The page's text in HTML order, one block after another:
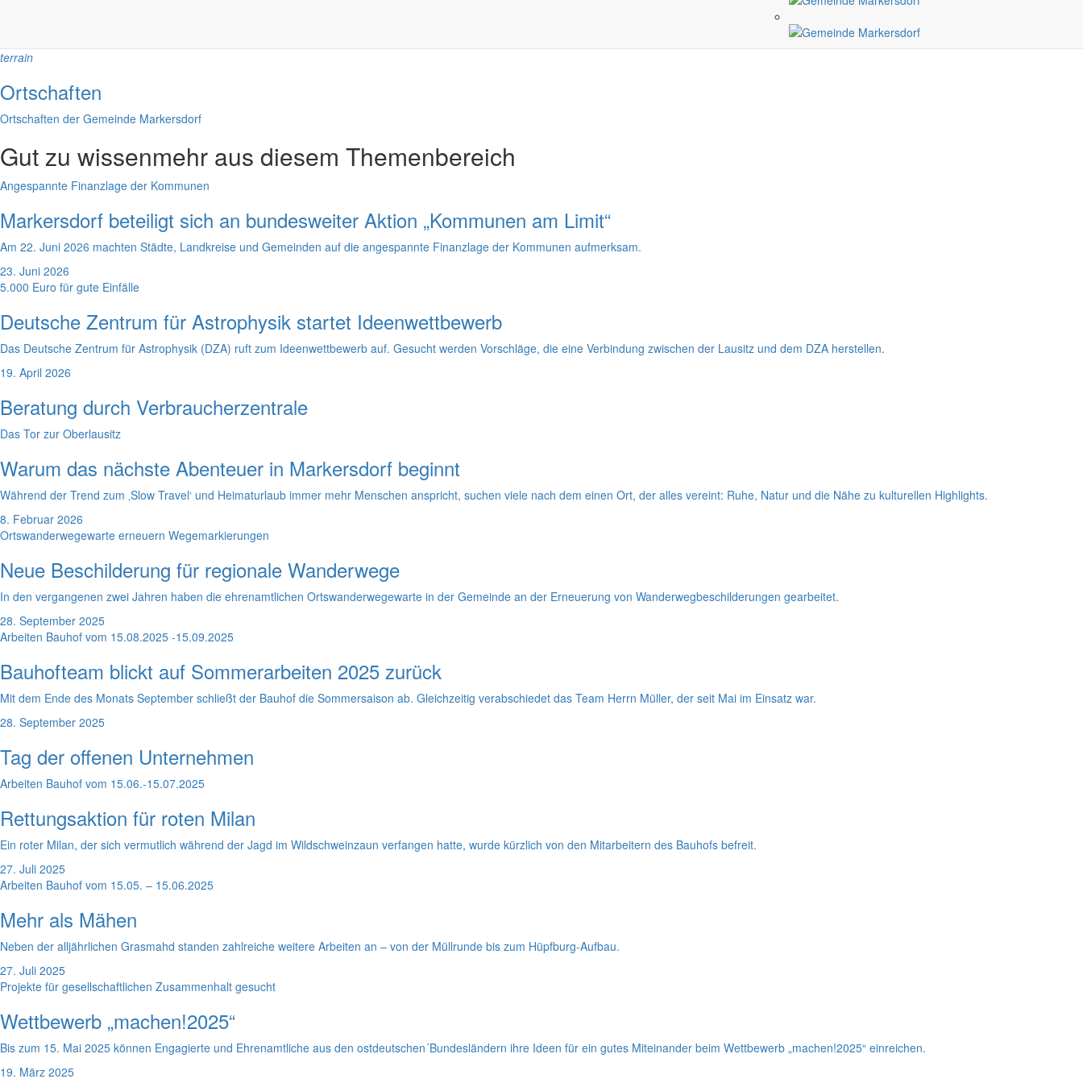
terrain
Ortschaften
Ortschaften der Gemeinde Markersdorf
Gut zu wissenmehr aus diesem Themenbereich
Angespannte Finanzlage der Kommunen
Markersdorf beteiligt sich an bundesweiter Aktion „Kommunen am Limit“
Am 22. Juni 2026 machten Städte, Landkreise und Gemeinden auf die angespannte Finanzlage der Kommunen aufmerksam.
23. Juni 2026
5.000 Euro für gute Einfälle
Deutsche Zentrum für Astrophysik startet Ideenwettbewerb
Das Deutsche Zentrum für Astrophysik (DZA) ruft zum Ideenwettbewerb auf. Gesucht werden Vorschläge, die eine Verbindung zwischen der Lausitz und dem DZA herstellen.
19. April 2026
Beratung durch Verbraucherzentrale
Das Tor zur Oberlausitz
Warum das nächste Abenteuer in Markersdorf beginnt
Während der Trend zum ‚Slow Travel‘ und Heimaturlaub immer mehr Menschen anspricht, suchen viele nach dem einen Ort, der alles vereint: Ruhe, Natur und die Nähe zu kulturellen Highlights.
8. Februar 2026
Ortswanderwegewarte erneuern Wegemarkierungen
Neue Beschilderung für regionale Wanderwege
In den vergangenen zwei Jahren haben die ehrenamtlichen Ortswanderwegewarte in der Gemeinde an der Erneuerung von Wanderwegbeschilderungen gearbeitet.
28. September 2025
Arbeiten Bauhof vom 15.08.2025 -15.09.2025
Bauhofteam blickt auf Sommerarbeiten 2025 zurück
Mit dem Ende des Monats September schließt der Bauhof die Sommersaison ab. Gleichzeitig verabschiedet das Team Herrn Müller, der seit Mai im Einsatz war.
28. September 2025
Tag der offenen Unternehmen
Arbeiten Bauhof vom 15.06.-15.07.2025
Rettungsaktion für roten Milan
Ein roter Milan, der sich vermutlich während der Jagd im Wildschweinzaun verfangen hatte, wurde kürzlich von den Mitarbeitern des Bauhofs befreit.
27. Juli 2025
Arbeiten Bauhof vom 15.05. – 15.06.2025
Mehr als Mähen
Neben der alljährlichen Grasmahd standen zahlreiche weitere Arbeiten an – von der Müllrunde bis zum Hüpfburg-Aufbau.
27. Juli 2025
Projekte für gesellschaftlichen Zusammenhalt gesucht
Wettbewerb „machen!2025“
Bis zum 15. Mai 2025 können Engagierte und Ehrenamtliche aus den ostdeutschen´Bundesländern ihre Ideen für ein gutes Miteinander beim Wettbewerb „machen!2025“ einreichen.
19. März 2025